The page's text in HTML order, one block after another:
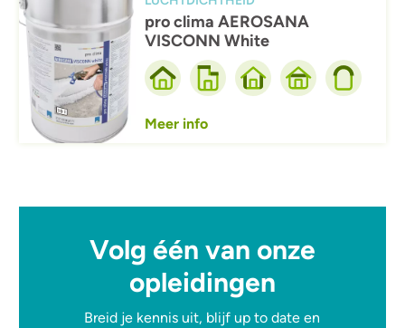
pro clima AEROSANA
VISCONN White
Meer info
Volg één van onze
opleidingen
Breid je kennis uit, blijf up to date en